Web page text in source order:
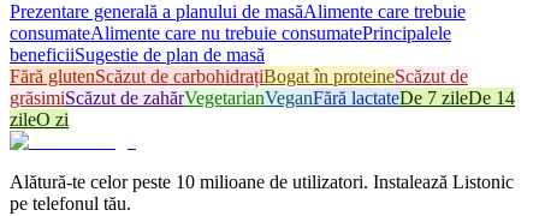
Prezentare generală a planului de masăAlimente care trebuie
consumateAlimente care nu trebuie consumatePrincipalele
beneficiiSugestie de plan de masă
Fără glutenScăzut de carbohidrațiBogat în proteineScăzut de
grăsimiScăzut de zahărVegetarianVeganFără lactateDe 7 zileDe 14
zileO zi
Alătură-te celor peste 10 milioane de utilizatori. Instalează Listonic
pe telefonul tău.